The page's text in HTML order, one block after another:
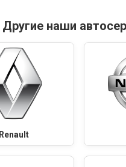
Другие наши
Renault